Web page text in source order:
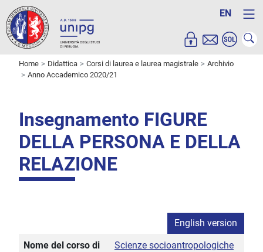
EN
Home Didattica Corsi di laurea e laurea magistrale
Archivio
Anno Accademico 2020/21
Insegnamento FIGURE
DELLA PERSONA E DELLA
RELAZIONE
English version
Nome del corso di
Scienze socioantropologiche